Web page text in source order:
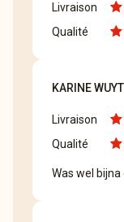
Livraison
Qualité
KARINE
Livraison
Qualité
Was wel